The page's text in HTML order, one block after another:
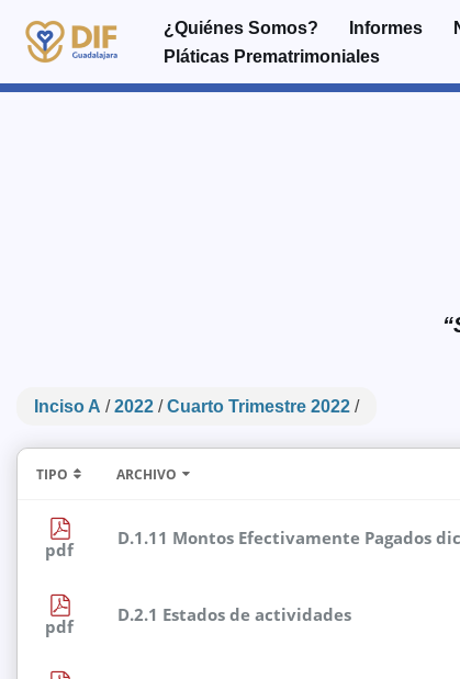
Saltar
al
¿Quiénes Somos? Informes
Pláticas Prematrimoniales
Inciso A /2022 /Cuarto Trimestre 2022 /
TIPO ARCHIVO
pdf
D.1.11 Montos Efectivamente Pagados
pdf
D.2.1 Estados de actividades